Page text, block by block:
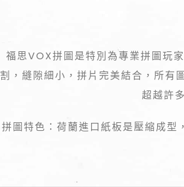
福思VOX拼圖是特別為專業拼圖玩
割，縫隙細小，拼片完美結合，所有
超越許
拼圖特色：荷蘭進口紙板是壓縮成